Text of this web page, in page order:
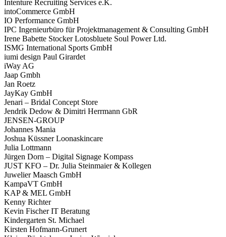
Anfrage
Intenture Recruiting Services e.K.
intoCommerce GmbH
IO Performance GmbH
IPC Ingenieurbüro für Projektmanagement & Consulting GmbH
Irene Babette Stocker Lotosbluete Soul Power Ltd.
ISMG International Sports GmbH
iumi design Paul Girardet
iWay AG
Jaap Gmbh
Jan Roetz
JayKay GmbH
Jenari – Bridal Concept Store
Jendrik Dedow & Dimitri Herrmann GbR
JENSEN-GROUP
Johannes Mania
Joshua Küssner Loonaskincare
Julia Lottmann
Jürgen Dorn – Digital Signage Kompass
JUST KFO – Dr. Julia Steinmaier & Kollegen
Juwelier Maasch GmbH
KampaVT GmbH
KAP & MEL GmbH
Kenny Richter
Kevin Fischer IT Beratung
Kindergarten St. Michael
Kirsten Hofmann-Grunert